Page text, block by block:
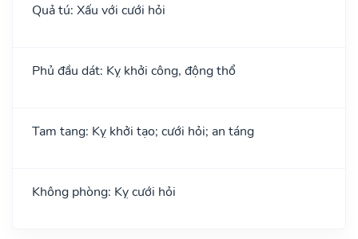
Quả tú: Xấu với cưới hỏi
Phủ đầu dát: Kỵ khởi công, động thổ
Tam tang: Kỵ khởi tạo; cưới hỏi; an táng
Không phòng: Kỵ cưới hỏi